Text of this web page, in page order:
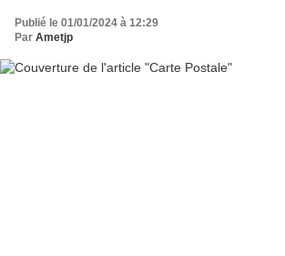
Publié le 01/01/2024 à 12:29
Par Ametjp